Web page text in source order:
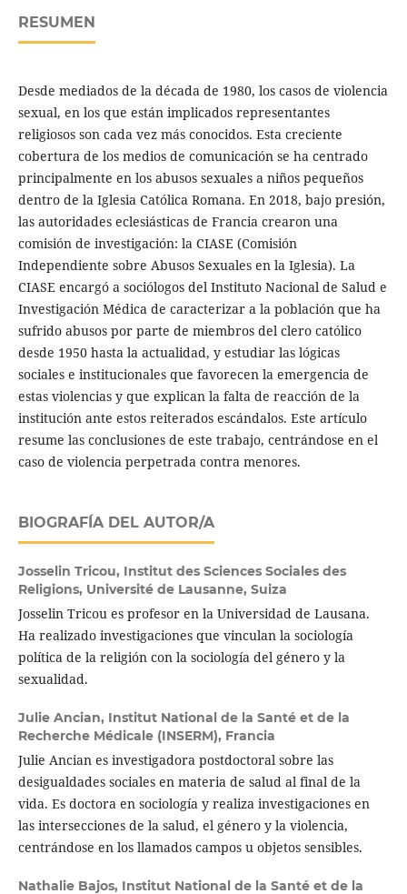
RESUMEN
Desde mediados de la década de 1980, los casos de violencia
sexual, en los que están implicados representantes
religiosos son cada vez más conocidos. Esta creciente
cobertura de los medios de comunicación se ha centrado
principalmente en los abusos sexuales a niños pequeños
dentro de la Iglesia Católica Romana. En 2018, bajo presión,
las autoridades eclesiásticas de Francia crearon una
comisión de investigación: la CIASE (Comisión
Independiente sobre Abusos Sexuales en la Iglesia). La
CIASE encargó a sociólogos del Instituto Nacional de Salud e
Investigación Médica de caracterizar a la población que ha
sufrido abusos por parte de miembros del clero católico
desde 1950 hasta la actualidad, y estudiar las lógicas
sociales e institucionales que favorecen la emergencia de
estas violencias y que explican la falta de reacción de la
institución ante estos reiterados escándalos. Este artículo
resume las conclusiones de este trabajo, centrándose en el
caso de violencia perpetrada contra menores.
BIOGRAFÍA DEL AUTOR/A
Josselin Tricou, Institut des Sciences Sociales des
Religions, Université de Lausanne, Suiza
Josselin Tricou es profesor en la Universidad de Lausana.
Ha realizado investigaciones que vinculan la sociología
política de la religión con la sociología del género y la
sexualidad.
Julie Ancian, Institut National de la Santé et de la
Recherche Médicale (INSERM), Francia
Julie Ancian es investigadora postdoctoral sobre las
desigualdades sociales en materia de salud al final de la
vida. Es doctora en sociología y realiza investigaciones en
las intersecciones de la salud, el género y la violencia,
centrándose en los llamados campos u objetos sensibles.
Nathalie Bajos, Institut National de la Santé et de la